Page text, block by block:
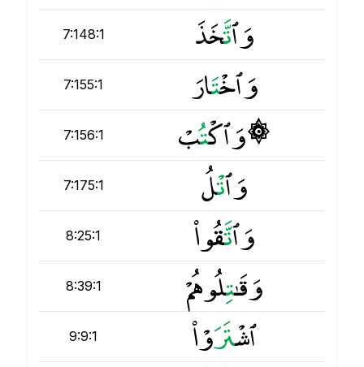
7:148:1 وَٱتَّخَذَ
7:155:1 وَٱخْتَارَ
7:156:1 ۞ وَٱكْتُبْ
7:175:1 وَٱتْلُ
8:25:1 وَٱتَّقُوا۟
8:39:1 وَقَـٰتِلُوهُمْ
9:9:1 ٱشْتَرَوْا۟